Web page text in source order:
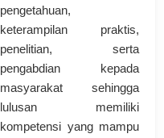
pengetahuan,
keterampilan praktis,
penelitian, serta
pengabdian kepada
masyarakat sehingga
lulusan memiliki
kompetensi yang mampu